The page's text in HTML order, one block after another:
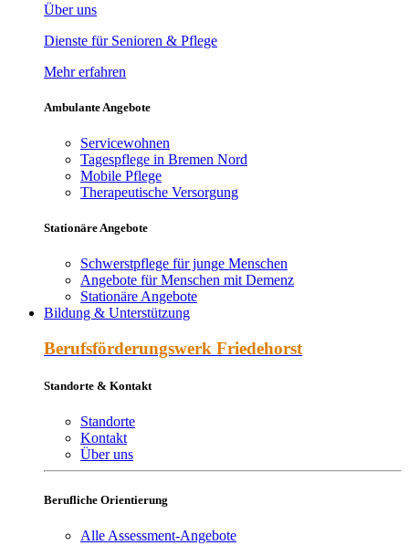
Über uns
Dienste für Senioren & Pflege
Mehr erfahren
Ambulante Angebote
Servicewohnen
Tagespflege in Bremen Nord
Mobile Pflege
Therapeutische Versorgung
Stationäre Angebote
Schwerstpflege für junge Menschen
Angebote für Menschen mit Demenz
Stationäre Angebote
Bildung & Unterstützung
Berufs­förderungs­werk Friede­horst
Standorte & Kontakt
Standorte
Kontakt
Über uns
Berufliche Orientierung
Alle Assessment-Angebote